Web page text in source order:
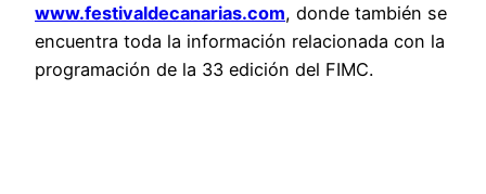
www.festivaldecanarias.com, donde también se
encuentra toda la información relacionada con la
programación de la 33 edición del FIMC.